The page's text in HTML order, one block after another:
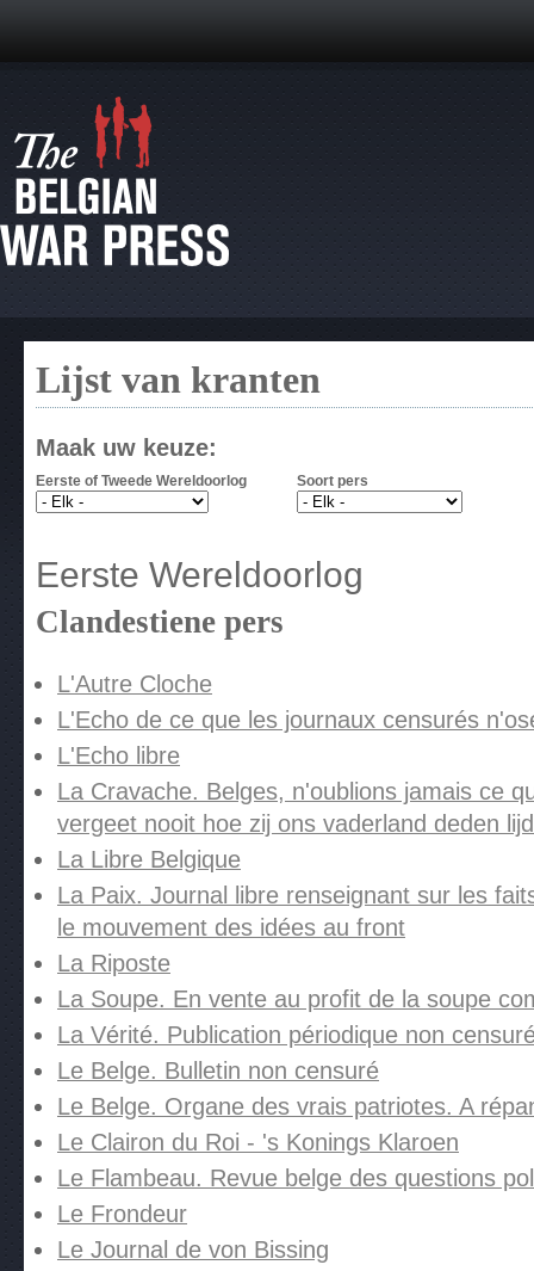
Lijst van kranten
Maak uw keuze:
Eerste of Tweede Wereldoorlog Soort pers
Eerste Wereldoorlog
Clandestiene pers
L'Autre Cloche
L'Echo de ce que les journaux censurés
L'Echo libre
La Cravache. Belges, n'oublions jamais ce
vergeet nooit hoe zij ons vaderland deden
La Libre Belgique
La Paix. Journal libre renseignant sur les
le mouvement des idées au front
La Riposte
La Soupe. En vente au profit de la soupe
La Vérité. Publication périodique non
Le Belge. Bulletin non censuré
Le Belge. Organe des vrais patriotes. A
Le Clairon du Roi - 's Konings Klaroen
Le Flambeau. Revue belge des questions
Le Frondeur
Le Journal de von Bissing